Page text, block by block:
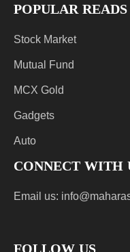
POPULAR READS
Stock Market
Mutual Fund
MCX Gold
Gadgets
Auto
CONNECT WITH
Email us: